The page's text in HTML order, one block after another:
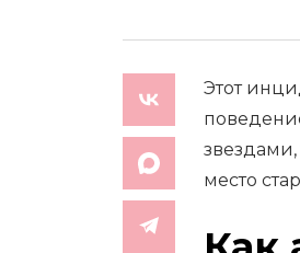
Этот
место